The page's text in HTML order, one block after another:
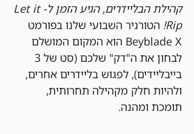
קהילת הבליידרים, הגיע הזמן ל-Let it
Rip! הטורניר השבועי שלנו בפורמט
Beyblade X הוא המקום המושלם
בייבליידים), לפגוש בליידרים אחרים,
ולהיות חלק מקהילה תחרותית,
תומכת ומהנה.